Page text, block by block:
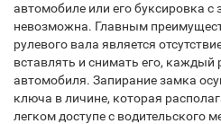
автомобиле или его буксировка
невозможна. Главным
рулевого вала является
вставлять и снимать его, каждый
автомобиля. Запирание замка
ключа в личине, которая
легком доступе с водительского